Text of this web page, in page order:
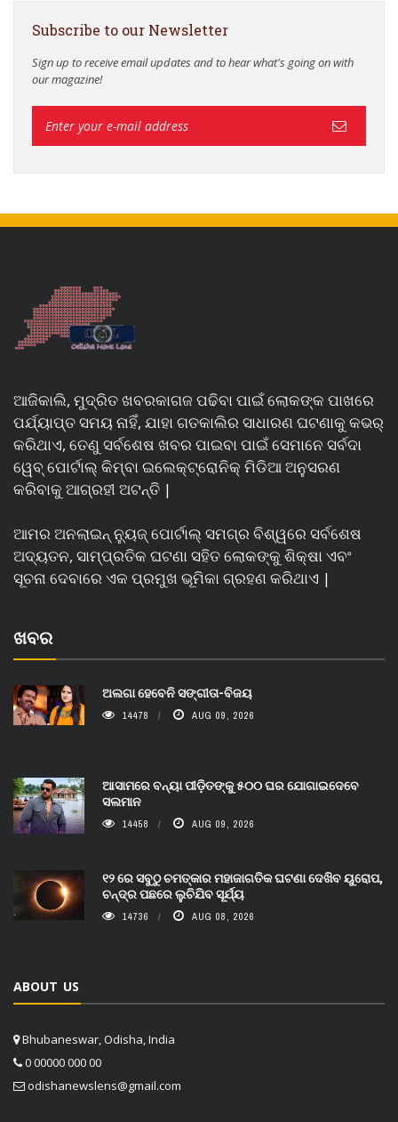
Subscribe to our Newsletter
Sign up to receive email updates and to hear what's going on with
our magazine!
ଆଜିକାଲି, ମୁଦ୍ରିତ ଖବରକାଗଜ ପଢିବା ପାଇଁ ଲୋକଙ୍କ ପାଖରେ
ପର୍ଯ୍ୟାପ୍ତ ସମୟ ନାହିଁ, ଯାହା ଗତକାଲିର ସାଧାରଣ ଘଟଣାକୁ କଭର୍
କରିଥାଏ, ତେଣୁ ସର୍ବଶେଷ ଖବର ପାଇବା ପାଇଁ ସେମାନେ ସର୍ବଦା
ୱେବ୍ ପୋର୍ଟାଲ୍ କିମ୍ବା ଇଲେକ୍ଟ୍ରୋନିକ୍ ମିଡିଆ ଅନୁସରଣ
କରିବାକୁ ଆଗ୍ରହୀ ଅଟନ୍ତି |
ଆମର ଅନଲାଇନ୍ ନ୍ୟୁଜ୍ ପୋର୍ଟାଲ୍ ସମଗ୍ର ବିଶ୍ୱରେ ସର୍ବଶେଷ
ଅଦ୍ୟତନ, ସାମ୍ପ୍ରତିକ ଘଟଣା ସହିତ ଲୋକଙ୍କୁ ଶିକ୍ଷା ଏବଂ
ସୂଚନା ଦେବାରେ ଏକ ପ୍ରମୁଖ ଭୂମିକା ଗ୍ରହଣ କରିଥାଏ |
ଖବର
ଅଲଗା ହେବେନି ସଙ୍ଗୀତା-ବିଜୟ
14478 AUG 09, 2026
ଆସାମରେ ବନ୍ୟା ପୀଡ଼ିତଙ୍କୁ ୫୦୦ ଘର ଯୋଗାଇଦେବେ
ସଲମାନ
14458 AUG 09, 2026
୧୨ ରେ ସବୁଠୁ ଚମତ୍କାର ମହାଜାଗତିକ ଘଟଣା ଦେଖିବ ୟୁରୋପ,
ଚନ୍ଦ୍ର ପଛରେ ଲୁଚିଯିବ ସୂର୍ଯ୍ୟ
14736 AUG 08, 2026
ABOUT US
Bhubaneswar, Odisha, India
0 00000 000 00
odishanewslens@gmail.com